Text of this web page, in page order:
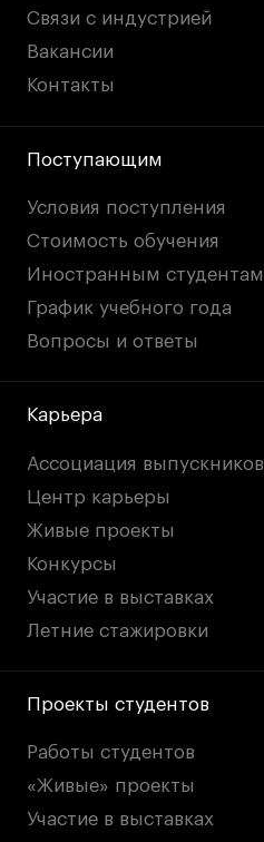
Связи с индустрией
Вакансии
Контакты
Поступающим
Условия поступления
Стоимость обучения
Иностранным студентам
График учебного года
Вопросы и ответы
Карьера
Ассоциация выпускников
Центр карьеры
Живые проекты
Конкурсы
Участие в выставках
Летние стажировки
Проекты студентов
Работы студентов
«Живые» проекты
Участие в выставках